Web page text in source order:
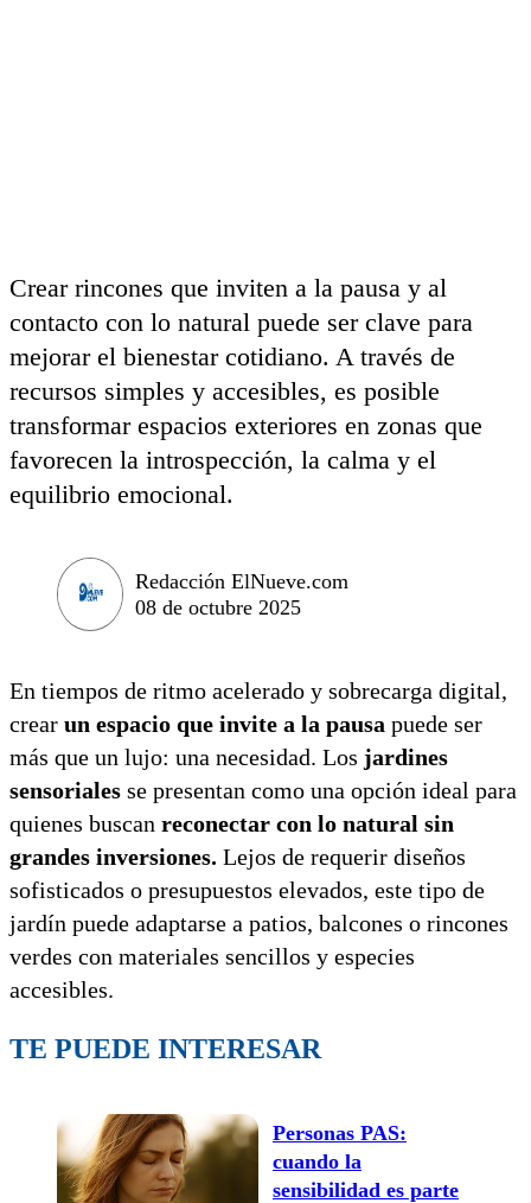
Crear rincones que inviten a la pausa y al
contacto con lo natural puede ser clave para
mejorar el bienestar cotidiano. A través de
recursos simples y accesibles, es posible
transformar espacios exteriores en zonas que
favorecen la introspección, la calma y el
equilibrio emocional.
Redacción ElNueve.com
08 de octubre 2025
En tiempos de ritmo acelerado y sobrecarga digital,
crear un espacio que invite a la pausa puede ser
más que un lujo: una necesidad. Los jardines
sensoriales se presentan como una opción ideal para
quienes buscan reconectar con lo natural sin
grandes inversiones. Lejos de requerir diseños
sofisticados o presupuestos elevados, este tipo de
jardín puede adaptarse a patios, balcones o rincones
verdes con materiales sencillos y especies
accesibles.
TE PUEDE INTERESAR
Personas PAS:
cuando la
sensibilidad es parte